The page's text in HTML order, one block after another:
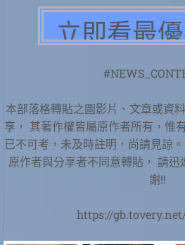
本部落格轉貼之圖影片、文章或資
享， 其著作權皆屬原作者所有，惟
已不可考，未及時註明，尚請見諒
原作者與分享者不同意轉貼， 請
謝!!
https://